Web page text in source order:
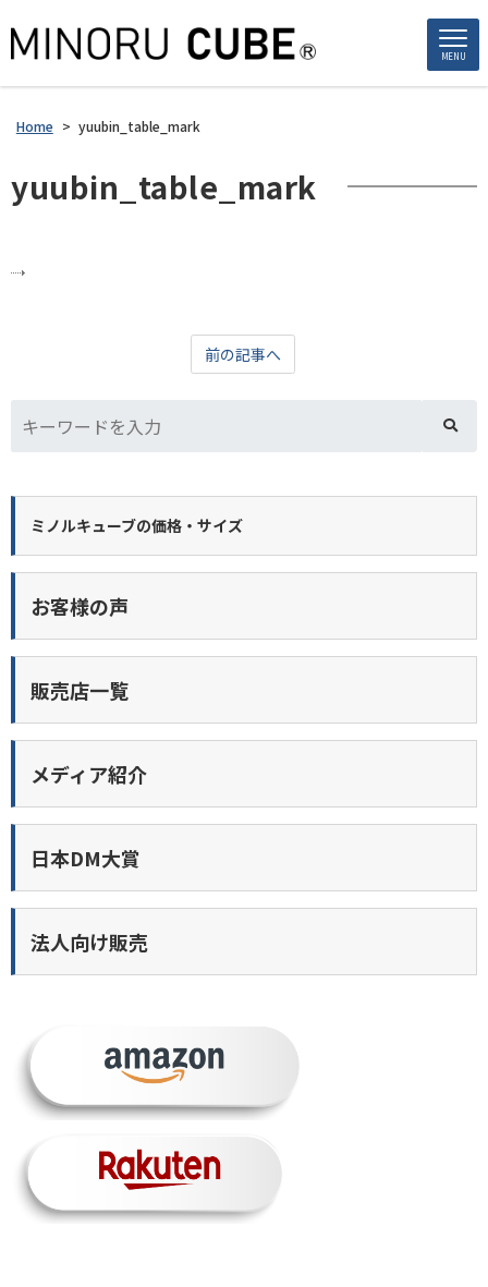
MENU
Home > yuubin_table_mark
yuubin_table_mark
前の記事へ
ミノルキューブの価格・サイズ
お客様の声
販売店一覧
メディア紹介
日本DM大賞
法人向け販売